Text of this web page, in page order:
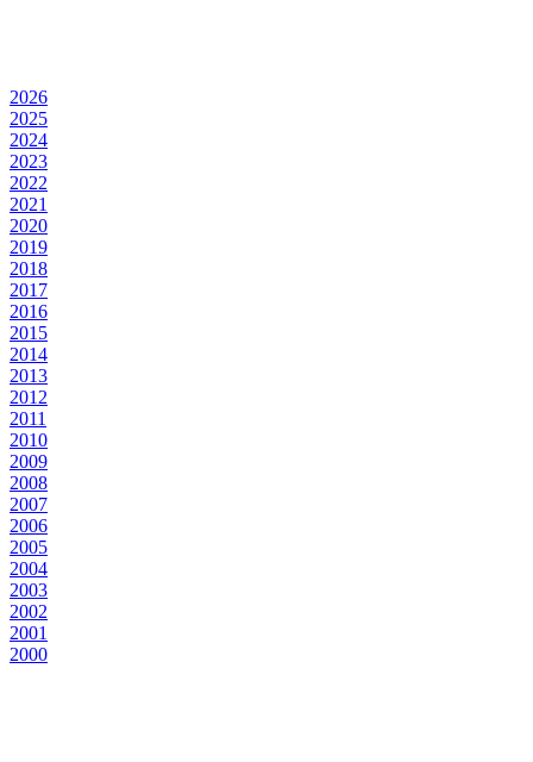
2026
2025
2024
2023
2022
2021
2020
2019
2018
2017
2016
2015
2014
2013
2012
2011
2010
2009
2008
2007
2006
2005
2004
2003
2002
2001
2000